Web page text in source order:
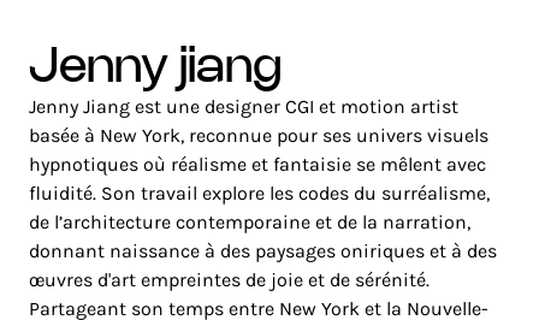
jenny jiang
Jenny Jiang est une designer CGI et motion artist
basée à New York, reconnue pour ses univers visuels
hypnotiques où réalisme et fantaisie se mêlent avec
fluidité. Son travail explore les codes du surréalisme,
de l’architecture contemporaine et de la narration,
donnant naissance à des paysages oniriques et à des
œuvres d'art empreintes de joie et de sérénité.
Partageant son temps entre New York et la Nouvelle-